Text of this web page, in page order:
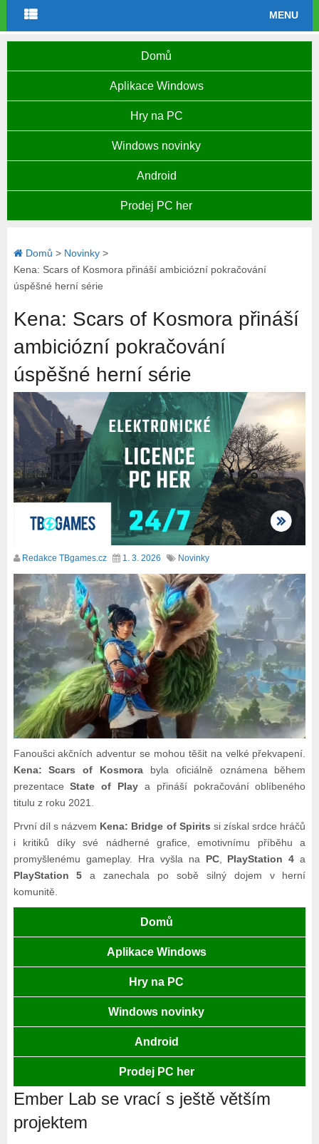
MENU
Domů
Aplikace Windows
Hry na PC
Windows novinky
Android
Prodej PC her
Domů > Novinky>
Kena: Scars of Kosmora přináší ambiciózní pokračování
úspěšné herní série
Kena: Scars of Kosmora přináší
ambiciózní pokračování
úspěšné herní série
Redakce TBgames.cz 1. 3. 2026 Novinky
Fanoušci akčních adventur se mohou těšit na velké překvapení.
Kena: Scars of Kosmora byla oficiálně oznámena během
prezentaceState of Play a přináší pokračování oblíbeného
titulu z roku 2021.
První díl s názvem Kena: Bridge of Spirits si získal srdce hráčů
i kritiků díky své nádherné grafice, emotivnímu příběhu a
promyšlenému gameplay. Hra vyšla na PC, PlayStation 4 a
PlayStation 5 a zanechala po sobě silný dojem v herní
komunitě.
Domů
Aplikace Windows
Hry na PC
Windows novinky
Android
Prodej PC her
Ember Lab se vrací s ještě větším
projektem